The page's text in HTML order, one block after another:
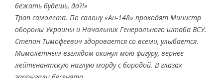
бежать будешь, да?!»
Трап самолета. По салону «Ан-148» проходят Министр
обороны Украины и Начальник Генерального штаба ВСУ.
Степан Тимофеевич здоровается со всеми, улыбается.
Мимолётным взглядом окинул мою фигуру, вернее
лейтенантскую наглую морду с бородой. В глазах